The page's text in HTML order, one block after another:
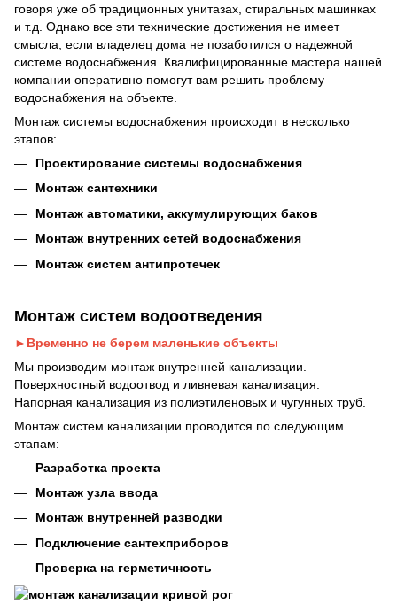
говоря уже об традиционных унитазах, стиральных машинках
и т.д. Однако все эти технические достижения не имеет
смысла, если владелец дома не позаботился о надежной
системе водоснабжения. Квалифицированные мастера нашей
компании оперативно помогут вам решить проблему
водоснабжения на объекте.
Монтаж системы водоснабжения происходит в несколько
этапов:
Проектирование системы водоснабжения
Монтаж сантехники
Монтаж автоматики, аккумулирующих баков
Монтаж внутренних сетей водоснабжения
Монтаж систем антипротечек
Монтаж систем водоотведения
►Временно не берем маленькие объекты
Мы производим монтаж внутренней канализации.
Поверхностный водоотвод и ливневая канализация.
Напорная канализация из полиэтиленовых и чугунных труб.
Монтаж систем канализации проводится по следующим
этапам:
Разработка проекта
Монтаж узла ввода
Монтаж внутренней разводки
Подключение сантехприборов
Проверка на герметичность